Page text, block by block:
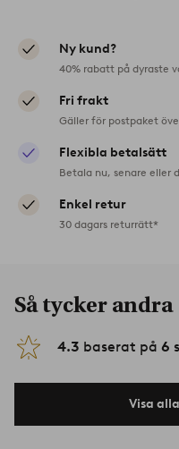
Ny kund?
40% rabatt på dyraste
Fri frakt
Gäller för postpaket
Flexibla betalsätt
Betala nu, senare eller
Enkel retur
30 dagars returrätt*
Så tycker andra
4.3 baserat på 6
Visa